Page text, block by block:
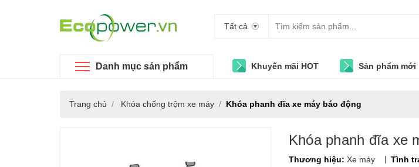
Tất cả
Danh mục sản phẩm Khuyến mãi HOT Sản phẩm mới
Trang chủ Khóa chống trộm xe máy Khóa phanh đĩa xe máy báo động
Khóa phanh đĩa xe
Thương hiệu: Xe máy | Tình